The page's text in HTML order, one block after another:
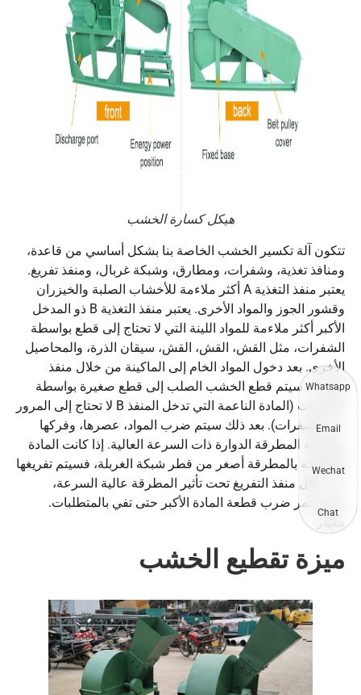
هيكل كسارة الخشب
تتكون آلة تكسير الخشب الخاصة بنا بشكل أساسي من قاعدة،
ومنافذ تغذية، وشفرات، ومطارق، وشبكة غربال، ومنفذ تفريغ.
يعتبر منفذ التغذية A أكثر ملاءمة للأخشاب الصلبة والخيزران
وقشور الجوز والمواد الأخرى. يعتبر منفذ التغذية B ذو المدخل
الأكبر أكثر ملاءمة للمواد اللينة التي لا تحتاج إلى قطع بواسطة
الشفرات، مثل القش، القش، القش، سيقان الذرة، والمحاصيل
الأخرى. بعد دخول المواد الخام إلى الماكينة من خلال منفذ
التغذية، سيتم قطع الخشب الصلب إلى قطع صغيرة بواسطة
الشفرات (المادة الناعمة التي تدخل المنفذ B لا تحتاج إلى المرور
عبر الشفرات). بعد ذلك سيتم ضرب المواد، عصرها، وفركها
بواسطة المطرقة الدوارة ذات السرعة العالية. إذا كانت المادة
المعالجة بالمطرقة أصغر من قطر شبكة الغربلة، فسيتم تفريغها
من خلال منفذ التفريغ تحت تأثير المطرقة عالية السرعة،
وسيستمر ضرب قطعة المادة الأكبر حتى تفي بالمتطلبات.
ميزة تقطيع الخشب
Whatsapp
Email
Wechat
Chat